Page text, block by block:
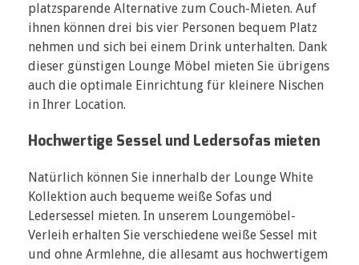
platzsparende Alternative zum Couch-Mieten. Auf
ihnen können drei bis vier Personen bequem Platz
nehmen und sich bei einem Drink unterhalten. Dank
dieser günstigen Lounge Möbel mieten Sie übrigens
auch die optimale Einrichtung für kleinere Nischen
in Ihrer Location.
Hochwertige Sessel und Ledersofas mieten
Natürlich können Sie innerhalb der Lounge White
Kollektion auch bequeme weiße Sofas und
Ledersessel mieten. In unserem Loungemöbel-
Verleih erhalten Sie verschiedene weiße Sessel mit
und ohne Armlehne, die allesamt aus hochwertigem